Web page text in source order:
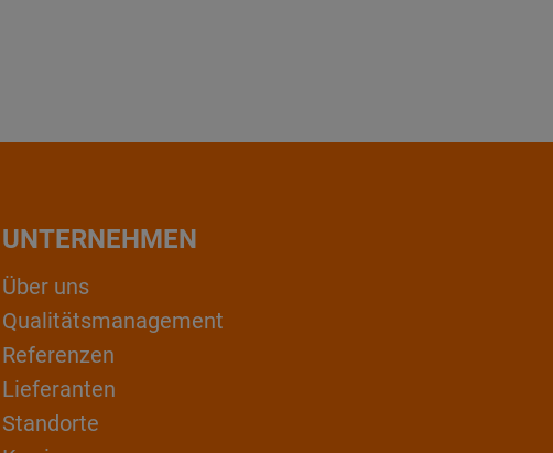
UNTERNEHMEN
Über uns
Qualitätsmanagement
Referenzen
Lieferanten
Standorte